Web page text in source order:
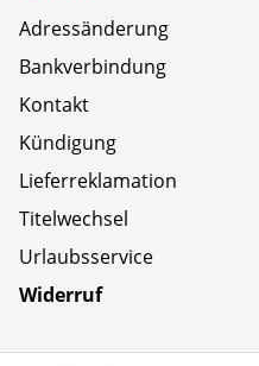
Adressänderung
Bankverbindung
Kontakt
Kündigung
Lieferreklamation
Titelwechsel
Urlaubsservice
Widerruf